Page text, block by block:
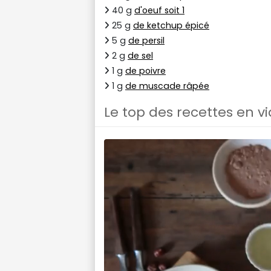
40 g d'oeuf soit 1
25 g de ketchup épicé
5 g de persil
2 g de sel
1 g de poivre
1 g de muscade râpée
Le top des recettes en